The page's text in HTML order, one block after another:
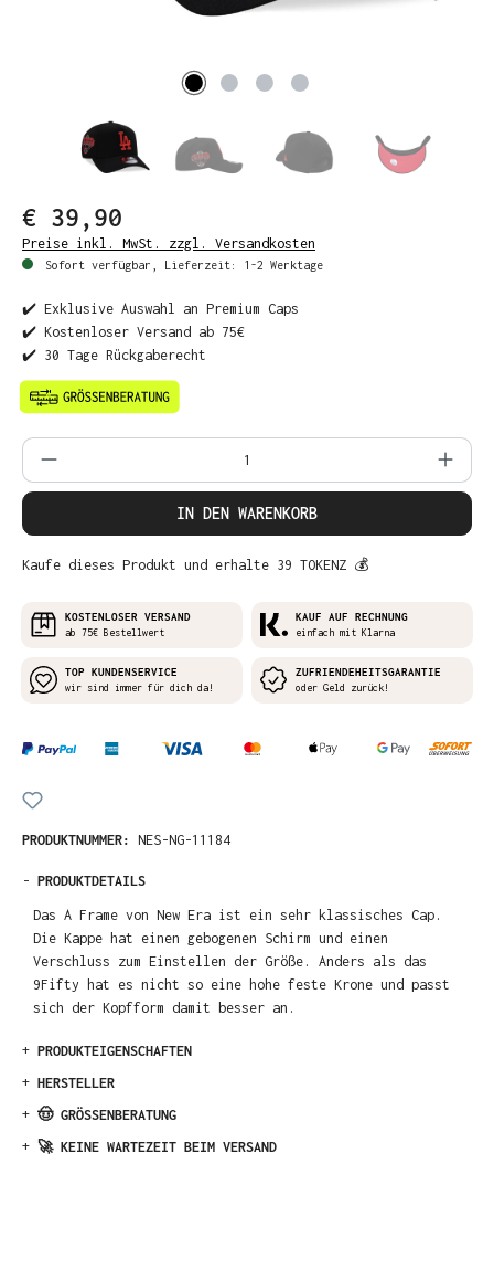
€ 39,90
Preise inkl. MwSt. zzgl. Versandkosten
Sofort verfügbar, Lieferzeit: 1-2 Werktage
✔️ Exklusive Auswahl an Premium Caps
✔️ Kostenloser Versand ab 75€
✔️ 30 Tage Rückgaberecht
Produkt Anzahl: Gib den gewünschten
IN DEN WARENKORB
Kaufe dieses Produkt und erhalte 39 TOKENZ 💰
KOSTENLOSER VERSAND
ab 75€ Bestellwert
KAUF AUF RECHNUNG
einfach mit Klarna
TOP KUNDENSERVICE
wir sind immer für dich da!
ZUFRIENDEHEITSGARANTIE
oder Geld zurück!
PRODUKTNUMMER: NES-NG-11184
- PRODUKTDETAILS
Das A Frame von New Era ist ein sehr klassisches Cap.
Die Kappe hat einen gebogenen Schirm und einen
Verschluss zum Einstellen der Größe. Anders als das
9Fifty hat es nicht so eine hohe feste Krone und passt
sich der Kopfform damit besser an.
+ PRODUKTEIGENSCHAFTEN
+ HERSTELLER
+ 🤠 GRÖSSENBERATUNG
+ 🚀 KEINE WARTEZEIT BEIM VERSAND